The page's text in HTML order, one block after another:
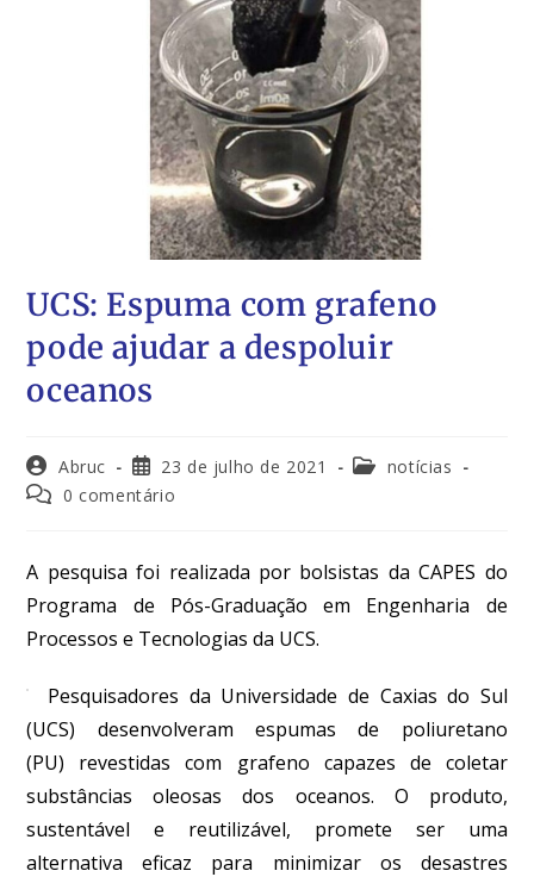
UCS: Espuma com grafeno
pode ajudar a despoluir
oceanos
Abruc 23 de julho de 2021
notícias
0 comentário
A pesquisa foi realizada por bolsistas da CAPES do
Programa de Pós-Graduação em Engenharia de
Processos e Tecnologias da UCS.
Pesquisadores da Universidade de Caxias do Sul
(UCS) desenvolveram espumas de poliuretano
(PU)
revestidas com grafeno capazes de coletar
substâncias oleosas dos oceanos. O produto,
sustentável e reutilizável, promete ser uma
alternativa eficaz para minimizar os desastres